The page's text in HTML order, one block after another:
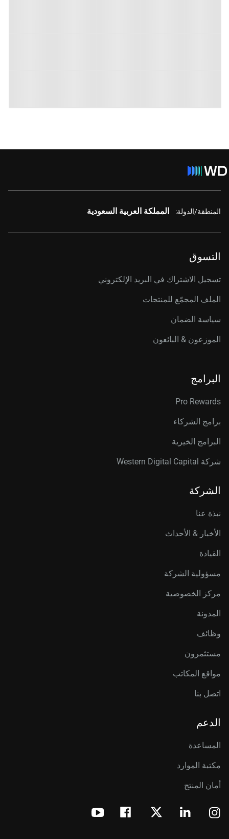
المنطقة/الدولة: المملكة العربية السعودية
التسوق
تسجيل الاشتراك في البريد الإلكتروني
الملف المجمّع للمنتجات
سياسة الضمان
الموزعون & البائعون
البرامج
Pro Rewards
برامج الشركاء
البرامج الخيرية
شركة Western Digital Capital
الشركة
نبذة عنا
الأخبار & الأحداث
القيادة
مسؤولية الشركة
مركز الخصوصية
المدونة
وظائف
مستثمرون
مواقع المكاتب
اتصل بنا
الدعم
المساعدة
مكتبة الموارد
أمان المنتج